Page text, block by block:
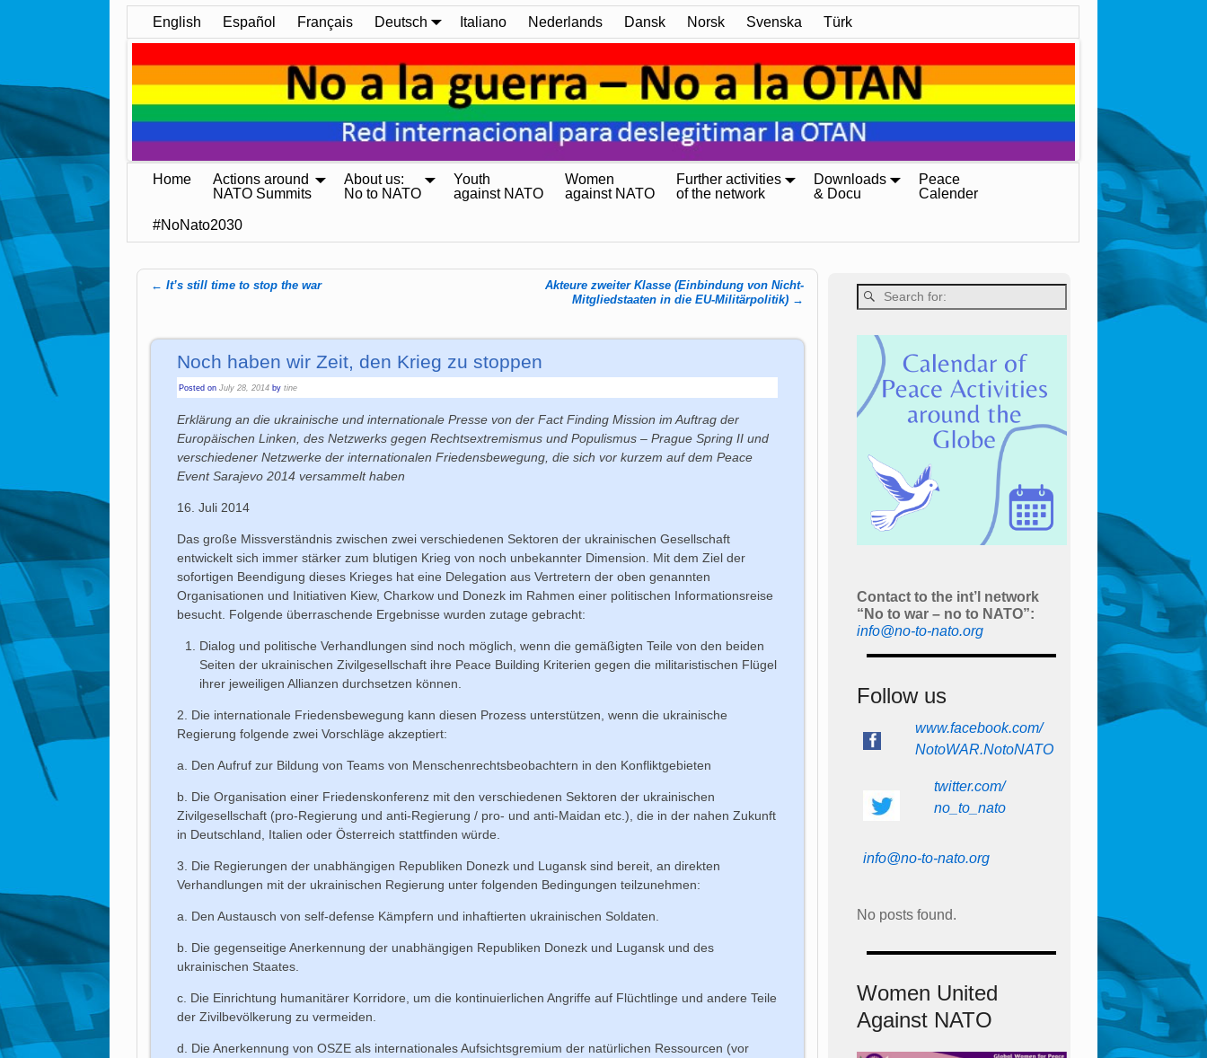
English Español Français Deutsch Italiano Nederlands Dansk Norsk Svenska Türk
Home
Actions around
NATO Summits
About us:
No to NATO
Youth
against NATO
Women
against NATO
Further activities
of the network
Downloads
& Docu
Peace
Calender
#NoNato2030
← It’s still time to stop the war
Akteure zweiter Klasse (Einbindung von Nicht-
Mitgliedstaaten in die EU-Militärpolitik) →
Noch haben wir Zeit, den Krieg zu stoppen
Posted onJuly 28, 2014 bytine
Erklärung an die ukrainische und internationale Presse von der Fact Finding Mission im Auftrag der
Europäischen Linken, des Netzwerks gegen Rechtsextremismus und Populismus – Prague Spring II und
verschiedener Netzwerke der internationalen Friedensbewegung, die sich vor kurzem auf dem Peace
Event Sarajevo 2014 versammelt haben
16. Juli 2014
Das große Missverständnis zwischen zwei verschiedenen Sektoren der ukrainischen Gesellschaft
entwickelt sich immer stärker zum blutigen Krieg von noch unbekannter Dimension. Mit dem Ziel der
sofortigen Beendigung dieses Krieges hat eine Delegation aus Vertretern der oben genannten
Organisationen und Initiativen Kiew, Charkow und Donezk im Rahmen einer politischen Informationsreise
besucht. Folgende überraschende Ergebnisse wurden zutage gebracht:
Dialog und politische Verhandlungen sind noch möglich, wenn die gemäßigten Teile von den beiden
Seiten der ukrainischen Zivilgesellschaft ihre Peace Building Kriterien gegen die militaristischen Flügel
ihrer jeweiligen Allianzen durchsetzen können.
2. Die internationale Friedensbewegung kann diesen Prozess unterstützen, wenn die ukrainische
Regierung folgende zwei Vorschläge akzeptiert:
a. Den Aufruf zur Bildung von Teams von Menschenrechtsbeobachtern in den Konfliktgebieten
b. Die Organisation einer Friedenskonferenz mit den verschiedenen Sektoren der ukrainischen
Zivilgesellschaft (pro-Regierung und anti-Regierung / pro- und anti-Maidan etc.), die in der nahen Zukunft
in Deutschland, Italien oder Österreich stattfinden würde.
3. Die Regierungen der unabhängigen Republiken Donezk und Lugansk sind bereit, an direkten
Verhandlungen mit der ukrainischen Regierung unter folgenden Bedingungen teilzunehmen:
a. Den Austausch von self-defense Kämpfern und inhaftierten ukrainischen Soldaten.
b. Die gegenseitige Anerkennung der unabhängigen Republiken Donezk und Lugansk und des
ukrainischen Staates.
c. Die Einrichtung humanitärer Korridore, um die kontinuierlichen Angriffe auf Flüchtlinge und andere Teile
der Zivilbevölkerung zu vermeiden.
d. Die Anerkennung von OSZE als internationales Aufsichtsgremium der natürlichen Ressourcen (vor
Contact to the int’l network
“No to war – no to NATO”:
info@no-to-nato.org
Follow us
www.facebook.com/
NotoWAR.NotoNATO
twitter.com/
no_to_nato
info@no-to-nato.org
No posts found.
Women United
Against NATO